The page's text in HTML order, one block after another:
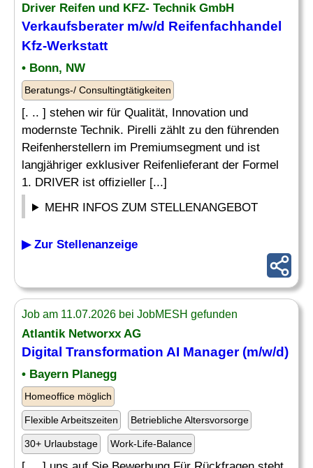
Driver Reifen und KFZ- Technik GmbH
Verkaufsberater m/w/d Reifenfachhandel
Kfz-Werkstatt
• Bonn, NW
Beratungs-/ Consultingtätigkeiten
[. .. ] stehen wir für Qualität, Innovation und
modernste Technik. Pirelli zählt zu den führenden
Reifenherstellern im Premiumsegment und ist
langjähriger exklusiver Reifenlieferant der Formel
1. DRIVER ist offizieller [...]
MEHR INFOS ZUM STELLENANGEBOT
▶ Zur Stellenanzeige
Job am 11.07.2026 bei JobMESH gefunden
Atlantik Networxx AG
Digital Transformation AI Manager (m/w/d)
• Bayern Planegg
Homeoffice möglich
Flexible Arbeitszeiten Betriebliche Altersvorsorge
30+ Urlaubstage Work-Life-Balance